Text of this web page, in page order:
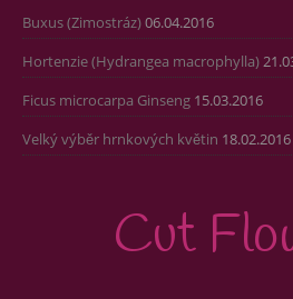
Buxus (Zimostráz)06.04.2016
Hortenzie (Hydrangea macrophylla)
Ficus microcarpa Ginseng 15.03.2016
Velký výběr hrnkových květin 18.02.2016
Cut